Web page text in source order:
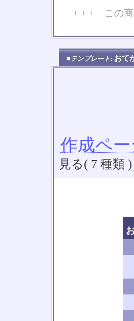
+ + + この商
■テンプレート: おて
作成ペー
見る( 7 種